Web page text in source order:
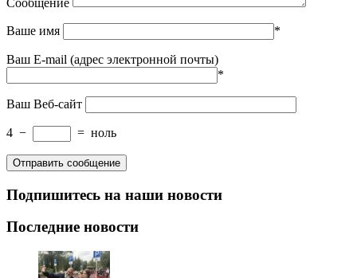
Сообщение
Ваше имя *
Ваш E-mail (адрес электронной почты)
*
Ваш Веб-сайт
4 − = ноль
Подпишитесь на наши новости
Последние новости